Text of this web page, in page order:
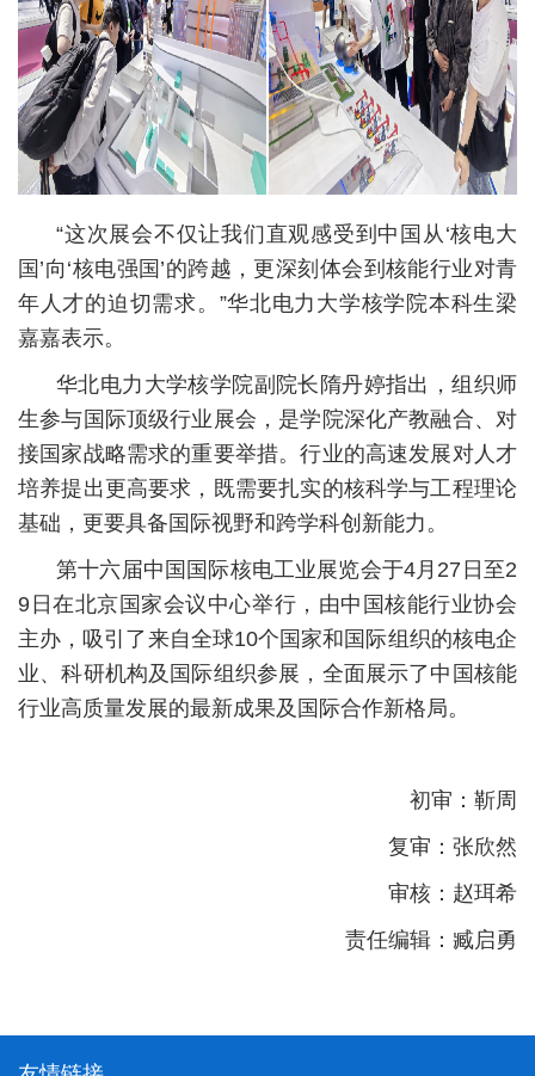
“这次展会不仅让我们直观感受到中国从‘核电大
国’向‘核电强国’的跨越，更深刻体会到核能行业对青
年人才的迫切需求。”华北电力大学核学院本科生梁
嘉嘉表示。
华北电力大学核学院副院长隋丹婷指出，组织师
生参与国际顶级行业展会，是学院深化产教融合、对
接国家战略需求的重要举措。行业的高速发展对人才
培养提出更高要求，既需要扎实的核科学与工程理论
基础，更要具备国际视野和跨学科创新能力。
第十六届中国国际核电工业展览会于4月27日至2
9日在北京国家会议中心举行，由中国核能行业协会
主办，吸引了来自全球10个国家和国际组织的核电企
业、科研机构及国际组织参展，全面展示了中国核能
行业高质量发展的最新成果及国际合作新格局。
初审：靳周
复审：张欣然
审核：赵珥希
责任编辑：臧启勇